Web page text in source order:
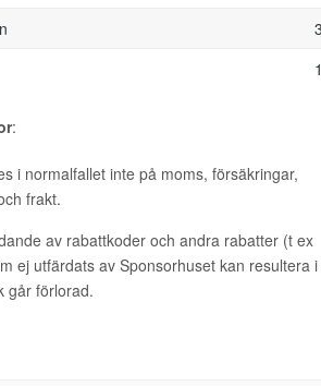
:
i normalfallet inte på moms, försäkringar,
frakt.
av rabattkoder och andra rabatter (t ex
ej utfärdats av Sponsorhuset kan resultera
går förlorad.